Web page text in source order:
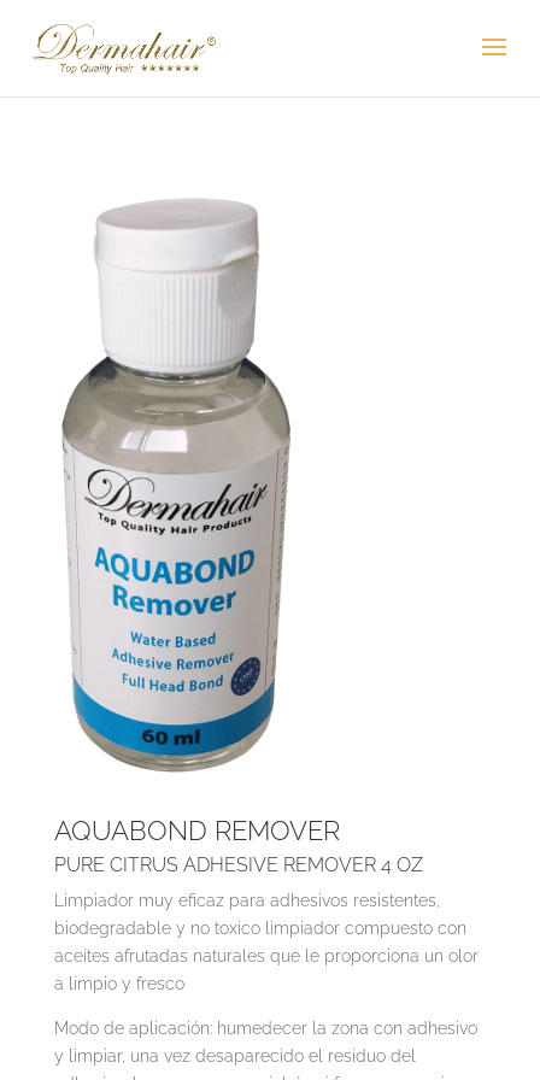
AQUABOND REMOVER
PURE CITRUS ADHESIVE REMOVER 4 OZ
Limpiador muy eficaz para adhesivos resistentes,
biodegradable y no toxico limpiador compuesto con
aceites afrutadas naturales que le proporciona un olor
a limpio y fresco
Modo de aplicación: humedecer la zona con adhesivo
y limpiar, una vez desaparecido el residuo del